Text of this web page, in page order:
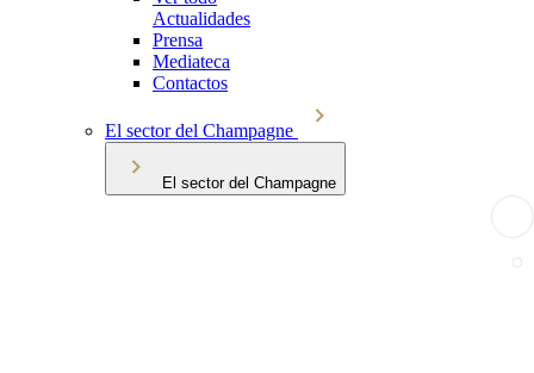
Actualidades
Prensa
Mediateca
Contactos
El sector del Champagne
El sector del Champagne